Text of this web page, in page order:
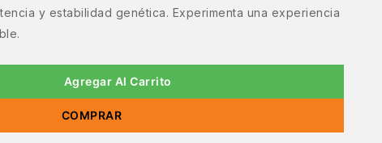
y estabilidad genética. Experimenta una experiencia
Agregar Al Carrito
COMPRAR